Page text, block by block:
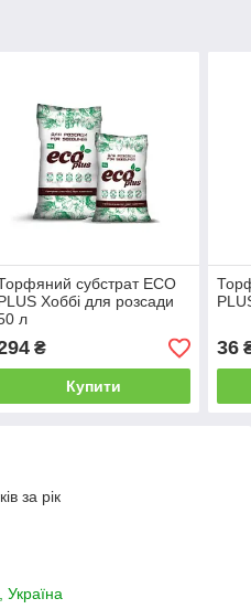
субстрат ECO
Хоббі для розсади
л
₴
Купити
36
за рік
Україна